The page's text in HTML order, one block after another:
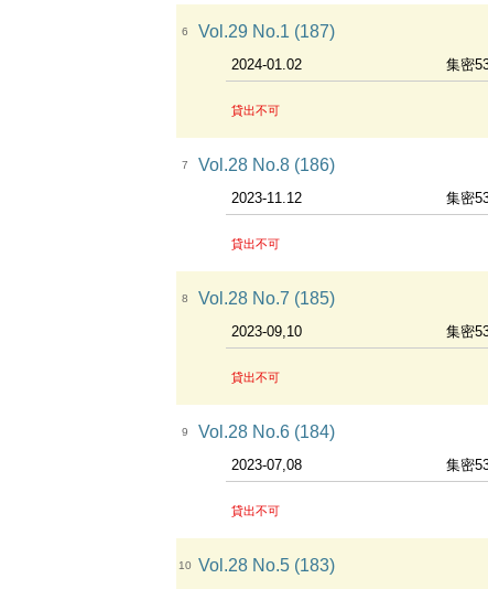
6 Vol.29 No.1 (187)
2024-01.02 集密
貸出不可
7 Vol.28 No.8 (186)
2023-11.12 集密
貸出不可
8 Vol.28 No.7 (185)
2023-09,10 集密
貸出不可
9 Vol.28 No.6 (184)
2023-07,08 集密
貸出不可
10 Vol.28 No.5 (183)